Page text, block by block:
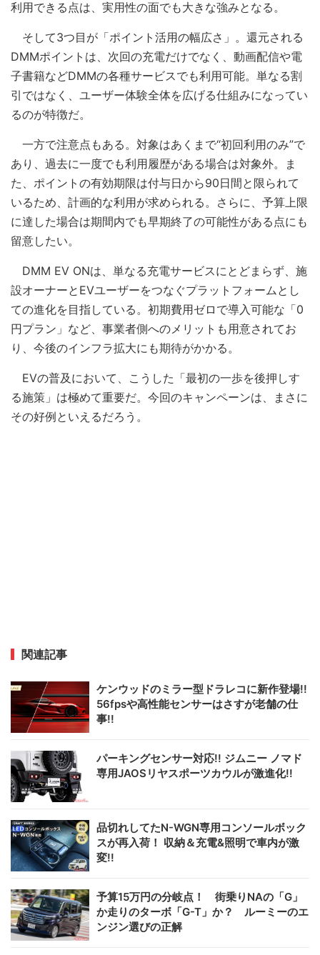
利用できる点は、実用性の面でも大きな強みとなる。
そして3つ目が「ポイント活用の幅広さ」。還元される
DMMポイントは、次回の充電だけでなく、動画配信や電
子書籍などDMMの各種サービスでも利用可能。単なる割
引ではなく、ユーザー体験全体を広げる仕組みになってい
るのが特徴だ。
一方で注意点もある。対象はあくまで“初回利用のみ”で
あり、過去に一度でも利用履歴がある場合は対象外。ま
た、ポイントの有効期限は付与日から90日間と限られて
いるため、計画的な利用が求められる。さらに、予算上限
に達した場合は期間内でも早期終了の可能性がある点にも
留意したい。
DMM EV ONは、単なる充電サービスにとどまらず、施
設オーナーとEVユーザーをつなぐプラットフォームとし
ての進化を目指している。初期費用ゼロで導入可能な「0
円プラン」など、事業者側へのメリットも用意されてお
り、今後のインフラ拡大にも期待がかかる。
EVの普及において、こうした「最初の一歩を後押しす
る施策」は極めて重要だ。今回のキャンペーンは、まさに
その好例といえるだろう。
関連記事
ケンウッドのミラー型ドラレコに新作登場!!
56fpsや高性能センサーはさすが老舗の仕
事!!
パーキングセンサー対応!! ジムニー ノマド
専用JAOSリヤスポーツカウルが激進化!!
品切れしてたN-WGN専用コンソールボック
スが再入荷！ 収納＆充電&照明で車内が激
変!!
予算15万円の分岐点！ 街乗りNAの「G」
か走りのターボ「G-T」か？ ルーミーのエ
ンジン選びの正解